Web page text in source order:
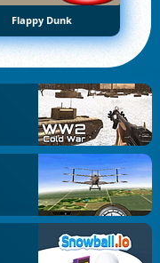
Flappy Dunk